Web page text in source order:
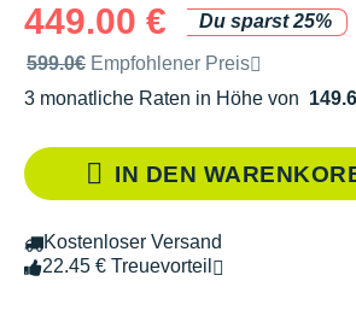
449.00 €
Du sparst 25%
Unverbindliche Preisempfehlung der
599.0€ Empfohlener Preis
3 monatliche Raten in Höhe von
Ohne Zusatzkosten
IN DEN
Kostenloser Versand
22.45 € Treuevorteil